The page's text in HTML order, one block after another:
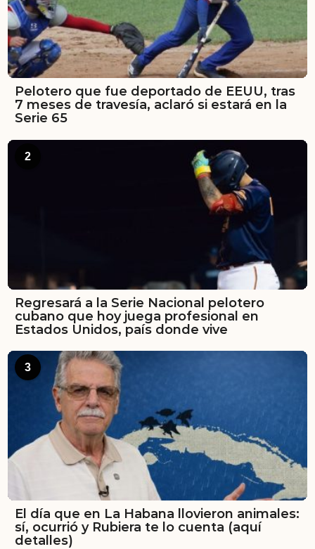
Pelotero que fue deportado de EEUU, tras
7 meses de travesía, aclaró si estará en la
Serie 65
2
Regresará a la Serie Nacional pelotero
cubano que hoy juega profesional en
Estados Unidos, país donde vive
3
El día que en La Habana llovieron animales:
sí, ocurrió y Rubiera te lo cuenta (aquí
detalles)